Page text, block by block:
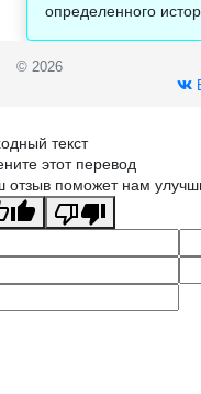
определенного
© 2026
текст
этот перевод
отзыв поможет нам